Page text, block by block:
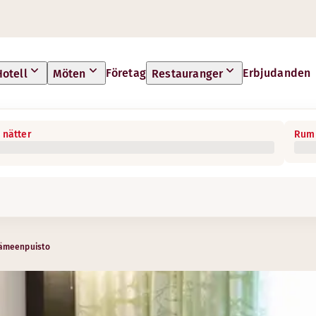
Möten Företag Restauranger Erbjudanden
nätter